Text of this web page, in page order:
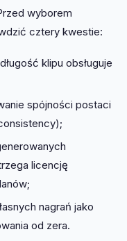
wyborem
cztery kwestie:
klipu obsługuje
spójności postaci
licencję
nagrań jako
od zera.